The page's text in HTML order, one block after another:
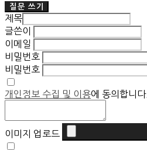
질문 쓰기
제목
글쓴이
이메일
비밀번호
비밀번호
개인정보 수집 및 이용에 동의합니다.
이미지 업로드